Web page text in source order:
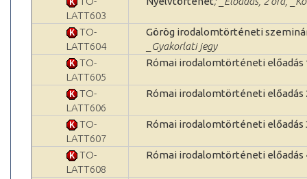
LATT603
TO-
LATT604
Görög irodalomtörténeti
_Gyakorlati jegy
TO-
LATT605
Római irodalomtörténeti előadás
TO-
LATT606
Római irodalomtörténeti előadás
TO-
LATT607
Római irodalomtörténeti előadás
TO-
LATT608
Római irodalomtörténeti előadás